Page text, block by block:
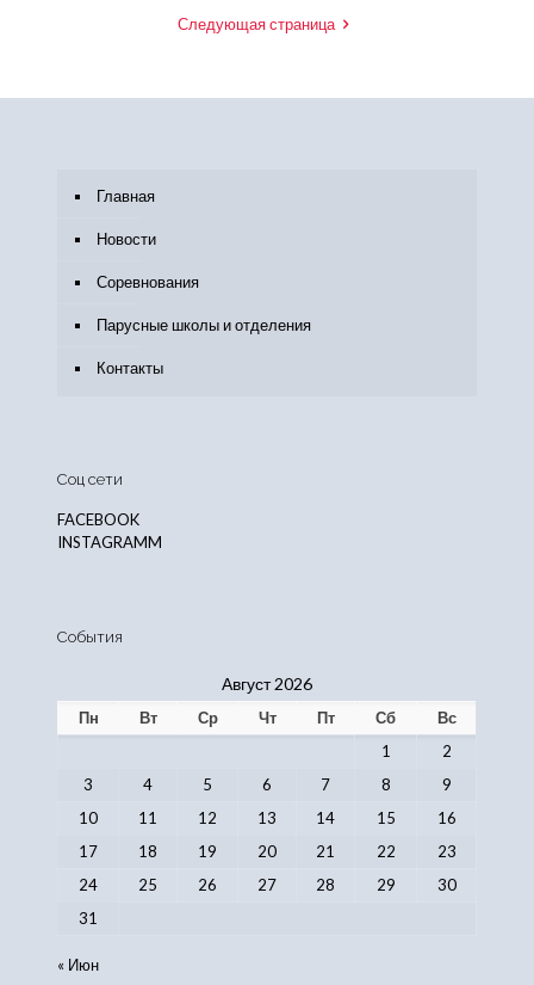
Следующая страница
Главная
Новости
Соревнования
Парусные школы и отделения
Контакты
Соц сети
FACEBOOK
INSTAGRAMM
События
Август 2026
Пн Вт Ср Чт Пт Сб
Вс
1
2
3
4 5 6 7 8
9
10
11 12 13 14 15
16
17
18 19 20 21 22
23
24
25 26 27 28 29
30
31
« Июн